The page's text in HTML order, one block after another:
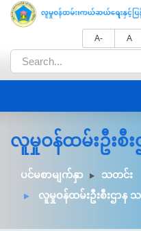
A- A
လူမှုဝန်ထမ်းဦးစီ
ပင်မစာမျက်နှာ
သတင်း
လူမှုဝန်ထမ်းဦးစီးဌာန